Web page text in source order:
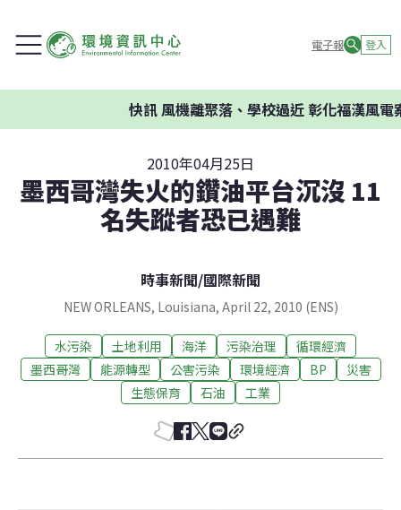
電子報 登入
快訊風機離聚落、學校過近 彰化福漢風電案
2010年04月25日
墨西哥灣失火的鑽油平台沉沒 11
名失蹤者恐已遇難
時事新聞/國際新聞
NEW ORLEANS, Louisiana, April 22, 2010 (ENS)
水污染 土地利用 海洋 污染治理
循環經濟
墨西哥灣
能源轉型 公害污染 環境經濟 BP
災害
生態保育
石油 工業